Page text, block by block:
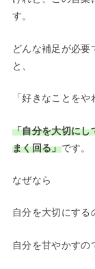
す。
どんな補足が必要
と、
「好きなことをや
「自分を大切にし
まく回る」です。
なぜなら
自分を大切にする
自分を甘やかすの